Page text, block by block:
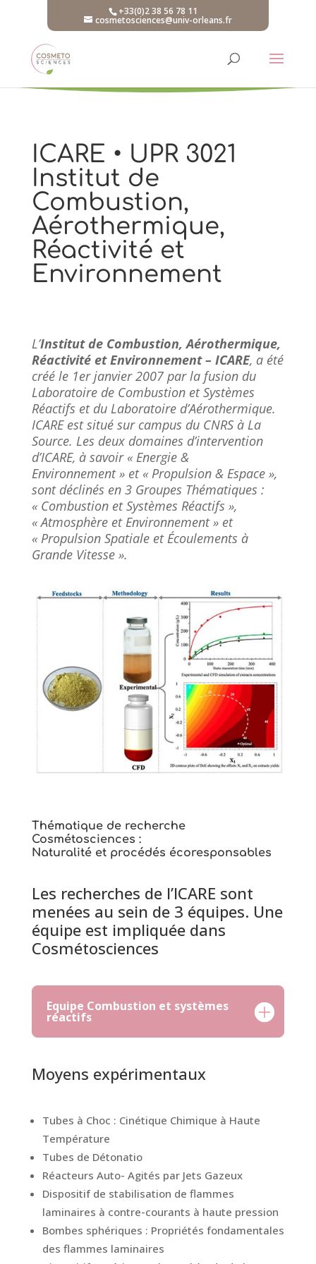
+33(0)2 38 56 78 11
cosmetosciences@univ-orleans.fr
ICARE • UPR 3021
Institut de
Combustion,
Aérothermique,
Réactivité et
Environnement
L’Institut de Combustion, Aérothermique,
Réactivité et Environnement – ICARE, a été
créé le 1er janvier 2007 par la fusion du
Laboratoire de Combustion et Systèmes
Réactifs et du Laboratoire d’Aérothermique.
ICARE est situé sur campus du CNRS à La
Source. Les deux domaines d’intervention
d’ICARE, à savoir « Energie &
Environnement » et « Propulsion & Espace »,
sont déclinés en 3 Groupes Thématiques :
« Combustion et Systèmes Réactifs »,
« Atmosphère et Environnement » et
« Propulsion Spatiale et Écoulements à
Grande Vitesse ».
Thématique de recherche
Cosmétosciences :
Naturalité et procédés écoresponsables
Les recherches de l’ICARE sont
menées au sein de 3 équipes. Une
équipe est impliquée dans
Cosmétosciences
Equipe Combustion et systèmes
réactifs
Moyens expérimentaux
Tubes à Choc : Cinétique Chimique à Haute
Température
Tubes de Détonatio
Réacteurs Auto- Agités par Jets Gazeux
Dispositif de stabilisation de flammes
laminaires à contre-courants à haute pression
Bombes sphériques : Propriétés fondamentales
des flammes laminaires